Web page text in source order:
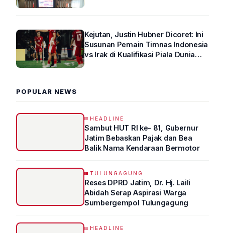
Kejutan, Justin Hubner Dicoret: Ini
Susunan Pemain Timnas Indonesia
vs Irak di Kualifikasi Piala Dunia
POPULAR NEWS
HEADLINE
Sambut HUT RI ke- 81, Gubernur
Jatim Bebaskan Pajak dan Bea
Balik Nama Kendaraan Bermotor
TULUNGAGUNG
Reses DPRD Jatim, Dr. Hj. Laili
Abidah Serap Aspirasi Warga
Sumbergempol Tulungagung
HEADLINE